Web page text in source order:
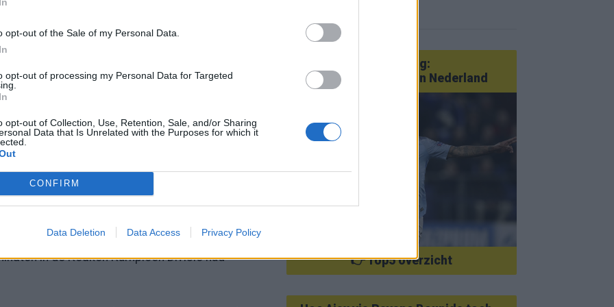
opt-out of the Sale of my Personal Data.
opt-out of processing my Personal Data for Targeted
opt-out of Collection, Use, Retention, Sale, and/or Sharing
Data that Is Unrelated with the Purposes for which it
CONFIRM
Data Deletion Data Access Privacy Policy
fris leek. Dat is het frustrerende aan deze
maar ook om de timing: iedere keer als er
hield Olij ondertussen wel dichtbij de groep. Er
over zijn aanwezigheid. Alleen: daar kwam
van Schiks: het plan B
ineens terugvallen op Niek Schiks. Dat is
in een lastige uitwedstrijd. Alleen maakte
afloop precies in het beeld dat PSV graag
in de Keuken Kampioen Divisie had
Van Götze tot Sterling:
statementtransfers in Nederland
👉 Top5 overzicht